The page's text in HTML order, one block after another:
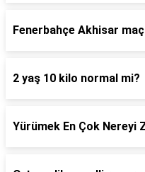
Fenerbahçe Akhisar
2 yaş 10 kilo normal mi?
Yürümek En Çok Nereyi